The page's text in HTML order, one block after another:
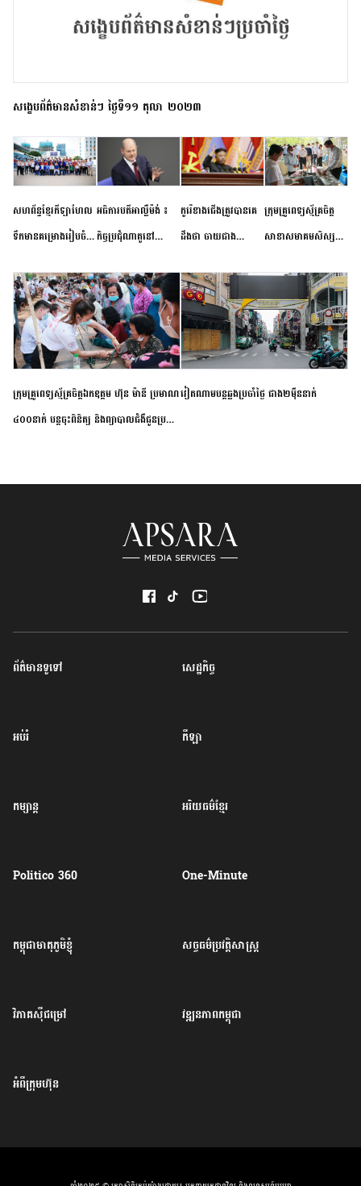
សង្ខេបព័ត៌មានសំខាន់ៗ ថ្ងៃទី១១ តុលា ២០២៣
សហព័ន្ធខ្មែរកីឡាហែល
ទឹកមានគម្រោងរៀបចំ
កម្រិតបឋម ដល់ឧត្តម
សិក្សានាពេលខាងមុខ
អធិការបតីអាល្លឺម៉ង់ ៖
កិច្ចប្រជុំណាតូនៅ
ខាងមុខនឹងបញ្ជូនសញ្ញា
នៃភាពស្អិតរមួត និង
ការប្តេជ្ញាចិត្ត
កូរ៉េខាងជើងត្រូវបានគេ
ដឹងថា ចាយជាង
អភិវឌ្ឍន៍នុយក្លេអ៊ែរ
ក្រុមគ្រូពេទ្យស្ម័គ្រចិត្ត
សាខាសមាគមសិស្ស
ខេត្តកំពង់ចាម ចុះពិនិត្យ
ពិគ្រោះជំងឺទូទៅ និងផ្តល់
ថ្នាំពេទ្យជូនប្រជាពលរដ្ឋ
រស់នៅសង្កាត់បឹងកុក
ក្រុមគ្រូពេទ្យស្ម័គ្រចិត្តឯកឧត្តម ហ៊ុន ម៉ានី ប្រមាណ
៤០០នាក់ បន្តចុះពិនិត្យ និងព្យាបាលជំងឺជូនប្រជា
វៀតណាម​បន្ត​ឆ្លង​ប្រចាំថ្ងៃ​ ​ជាង​២​ម៉ឺន​នាក់​
ព័ត៌មានទូទៅ សេដ្ឋកិច្ច
អប់រំ កីឡា
កម្សាន្ត អរិយធម៌ខ្មែរ
Politico 360 One-Minute
កម្ពុជាមាតុភូមិខ្ញុំ សច្ចធម៌ប្រវត្តិសាស្ត្រ
វិភាគសុីជម្រៅ វឌ្ឍនភាពកម្ពុជា
អំពីក្រុមហ៊ុន